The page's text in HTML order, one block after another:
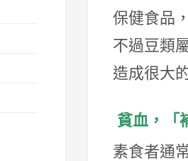
保健食品
不過豆類
造成很大
貧血，「
素食者通